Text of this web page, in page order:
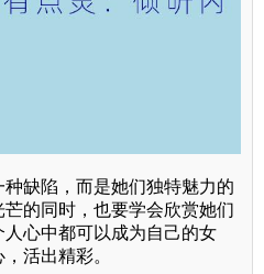
缺陷，而是她们独特魅力的
的同时，也要学会欣赏她们
心中都可以成为自己的女
活出精彩。